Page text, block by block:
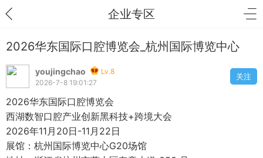
企业专区
2026华东国际口腔博览会_杭州国际博览中心
youjingchao
Lv.8
2026-7-8 19:01:27
关注
2026华东国际口腔博览会
西湖数智口腔产业创新黑科技+跨境大会
2026年11月20日-11月22日
展馆：杭州国际博览中心G20场馆